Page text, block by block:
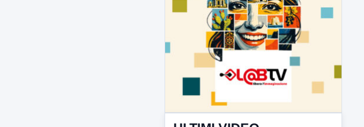
ULTIMI VIDEO
TUTTI I VIDEO
▶